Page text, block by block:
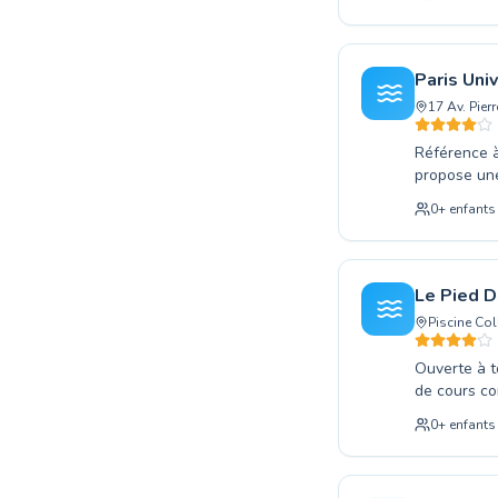
nageurs
notre
chaque
et le
Paris
17 Av.
Référence
propose
jeune
Nos
enfants
Université
0+ enfants
Le Pied
Piscine
Ouverte à
de cours
souhaitant
Nous
que les
0+ enfants